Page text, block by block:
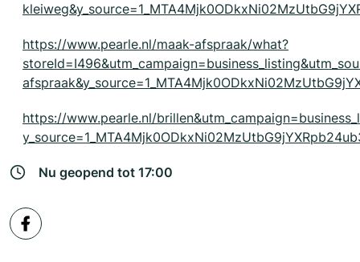
https://www.pearle.nl/maak-afspraak/what?
https://www.pearle.nl/
Nu geopend tot 17:00